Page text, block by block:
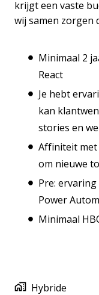
krijgt een vaste
wij samen zorgen
Minimaal 2
React
Je hebt
kan
stories en
Affiniteit met
om nieuwe
Pre: ervaring
Power
Minimaal
Hybride